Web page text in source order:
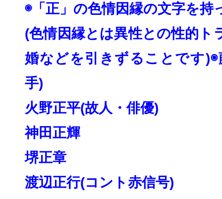
◉「正」の色情因縁の文字を持
(色情因縁とは異性との性的ト
婚などを引きずる ことです)◉
手)
火野正平(故人・俳優)
神田正輝
堺正章
渡辺正行(コント赤信号)